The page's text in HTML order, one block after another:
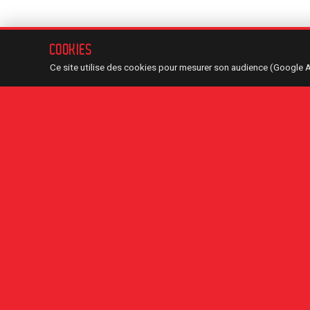
COOKIES
Ce site utilise des cookies pour mesurer son audience (Google